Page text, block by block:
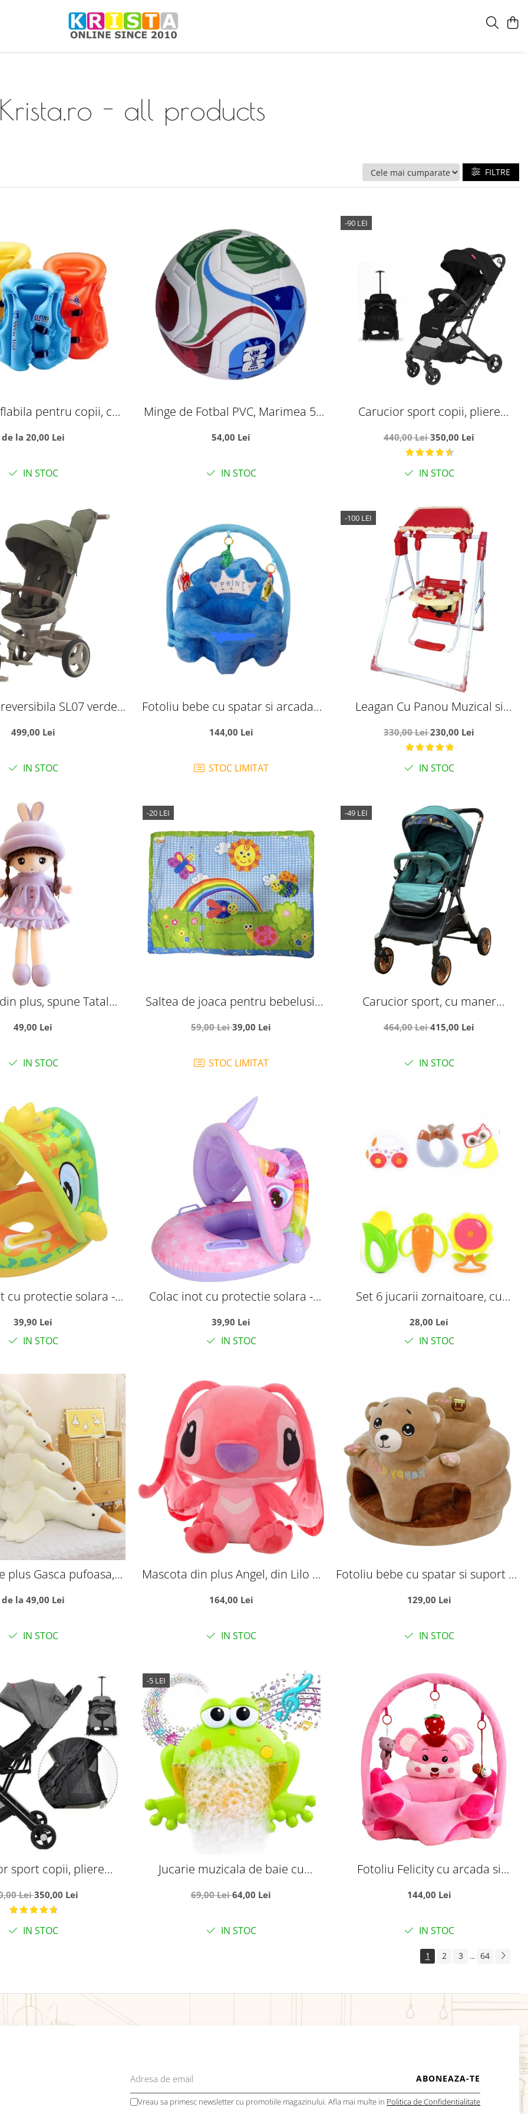
Krista.ro - all products
FILTRE
pentru copii, cu
de la 20,00 Lei
IN STOC
Minge de Fotbal PVC, Marimea 5,
54,00 Lei
IN STOC
-90 LEI
Carucior sport copii, pliere
troller, C8 negru
440,00 Lei350,00 Lei
IN STOC
SL07 verde
muzica si lumini
499,00 Lei
IN STOC
Fotoliu bebe cu spatar si arcada -
144,00 Lei
STOC LIMITAT
-100 LEI
Leagan Cu Panou Muzical si
330,00 Lei230,00 Lei
IN STOC
plus, spune Tatal
49,00 Lei
IN STOC
-20 LEI
Saltea de joaca pentru bebelusi,
cm
59,00 Lei39,00 Lei
STOC LIMITAT
-49 LEI
Carucior sport, cu maner
Angel, Verde
464,00 Lei415,00 Lei
IN STOC
cu protectie solara -
39,90 Lei
IN STOC
Colac inot cu protectie solara -
39,90 Lei
IN STOC
Set 6 jucarii zornaitoare, cu
dentitia bebelusilor
28,00 Lei
IN STOC
plus Gasca pufoasa,
de la 49,00 Lei
IN STOC
Mascota din plus Angel, din Lilo si
164,00 Lei
IN STOC
Fotoliu bebe cu spatar si suport de
Day
129,00 Lei
IN STOC
sport copii, pliere
C8 gri
Lei350,00 Lei
IN STOC
-5 LEI
Jucarie muzicala de baie cu
69,00 Lei64,00 Lei
IN STOC
Fotoliu Felicity cu arcada si
144,00 Lei
IN STOC
1 2 3 ... 64
Vreau sa primesc newsletter cu promotiile magazinului. Afla mai multe in Politica de Confidentialitate